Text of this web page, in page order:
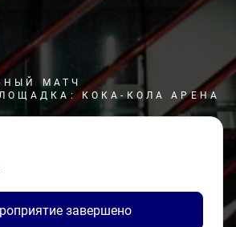
МАТЧ
КОКА-КОЛА АРЕНА
завершено